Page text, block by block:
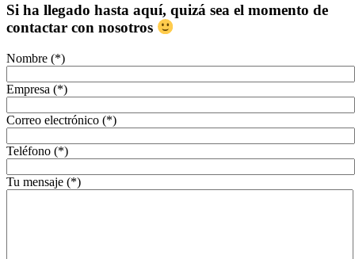
Si ha llegado hasta aquí, quizá sea el momento de
contactar con nosotros
Nombre (*)
Empresa (*)
Correo electrónico (*)
Teléfono (*)
Tu mensaje (*)